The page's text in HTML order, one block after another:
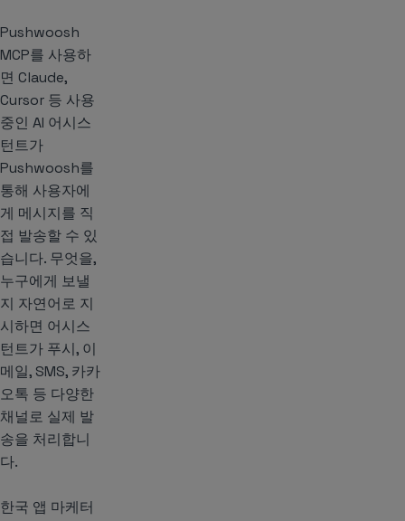
Pushwoosh
MCP를 사용하
면 Claude,
Cursor 등 사용
중인 AI 어시스
턴트가
Pushwoosh를
통해 사용자에
게 메시지를 직
접 발송할 수 있
습니다. 무엇을,
누구에게 보낼
지 자연어로 지
시하면 어시스
턴트가 푸시, 이
메일, SMS, 카카
오톡 등 다양한
채널로 실제 발
송을 처리합니
다.
한국 앱 마케터